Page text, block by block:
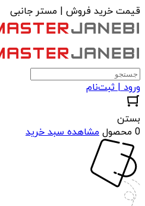
قیمت خرید فروش | مستر جانبی
ورود | ثبت‌نام
بستن
0 محصول
مشاهده سبد خرید